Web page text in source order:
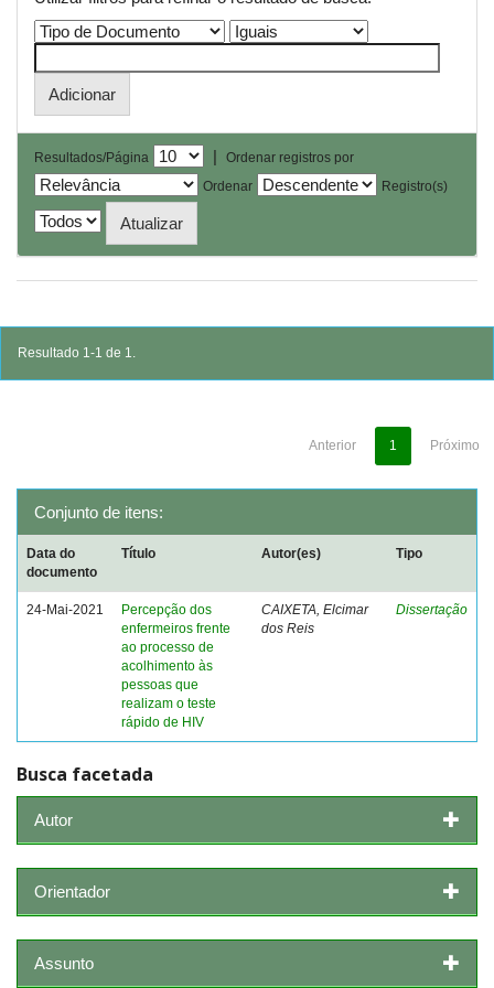
Resultados/Página |
Ordenar registros por
Ordenar
Registro(s)
Resultado 1-1 de 1.
Anterior 1 Próximo
Conjunto de itens:
Data do
documento
Título Autor(es) Tipo
24-Mai-2021
Percepção dos
enfermeiros frente
ao processo de
acolhimento às
pessoas que
realizam o teste
rápido de HIV
CAIXETA, Elcimar
dos Reis
Dissertação
Busca facetada
Autor
Orientador
Assunto